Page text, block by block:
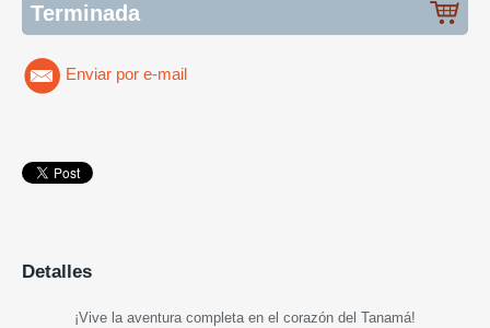
Terminada
Enviar por e-mail
Detalles
¡Vive la aventura completa en el corazón del Tanamá!